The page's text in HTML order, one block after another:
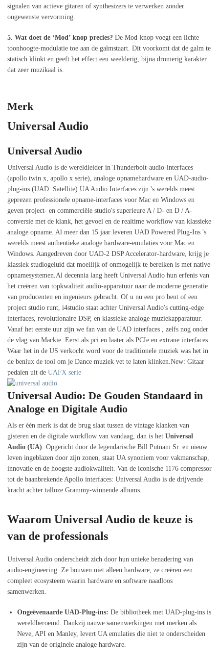
signalen van actieve gitaren of synthesizers te verwerken zonder
ongewenste vervorming.
5. Wat doet de ‘Mod’ knop precies? De Mod-knop voegt een lichte
toonhoogte-modulatie toe aan de galmstaart. Dit voorkomt dat de galm te
statisch klinkt en geeft het effect een weelderig, bijna dromerig karakter
dat zeer muzikaal is.
Merk
Universal Audio
Universal Audio
Universal Audio is de wereldleider in Thunderbolt-audio-interfaces
(apollo twin x, apollo x serie), analoge opnamehardware en UAD-audio-
plug-ins (UAD Satellite) UA Audio Interfaces zijn 's werelds meest
geprezen professionele opname-interfaces voor Mac en Windows en
geven project- en commerciële studio's superieure A / D- en D / A-
conversie met de klank, het gevoel en de realtime workflow van klassieke
analoge opname. Al meer dan 15 jaar leveren UAD Powered Plug-Ins 's
werelds meest authentieke analoge hardware-emulaties voor Mac en
Windows. Aangedreven door UAD-2 DSP Accelerator-hardware, krijg je
klassiek studiogeluid dat moeilijk of onmogelijk te bereiken is met native
opnamesystemen.Al decennia lang heeft Universal Audio hun erfenis van
het creëren van topkwaliteit audio-apparatuur naar de moderne generatie
van producenten en ingenieurs gebracht. Of u nu een pro bent of een
project studio runt, i4studio staat achter Universal Audio's cutting-edge
interfaces, revolutionaire DSP, en klassieke analoge muziekapparatuur.
Vanaf het eerste uur zijn we fan van de UAD interfaces , zelfs nog onder
de vlag van Mackie. Eerst als pci en laater als PCIe en extrane interfaces.
Waar het in de US verkocht word voor de traditionele muziek was het in
de benlux de tool om je Dance muziek vet te laten klinken.New: Gitaar
pedalen uit de UAFX serie
Universal Audio: De Gouden Standaard in
Analoge en Digitale Audio
Als er één merk is dat de brug slaat tussen de vintage klanken van
gisteren en de digitale workflow van vandaag, dan is het Universal
Audio (UA). Opgericht door de legendarische Bill Putnam Sr. en nieuw
leven ingeblazen door zijn zonen, staat UA synoniem voor vakmanschap,
innovatie en de hoogste audiokwaliteit. Van de iconische 1176 compressor
tot de baanbrekende Apollo interfaces: Universal Audio is de drijvende
kracht achter talloze Grammy-winnende albums.
Waarom Universal Audio de keuze is
van de professionals
Universal Audio onderscheidt zich door hun unieke benadering van
audio-engineering. Ze bouwen niet alleen hardware; ze creëren een
compleet ecosysteem waarin hardware en software naadloos
samenwerken.
Ongeëvenaarde UAD-Plug-ins: De bibliotheek met UAD-plug-ins is
wereldberoemd. Dankzij nauwe samenwerkingen met merken als
Neve, API en Manley, levert UA emulaties die niet te onderscheiden
zijn van de originele analoge hardware.